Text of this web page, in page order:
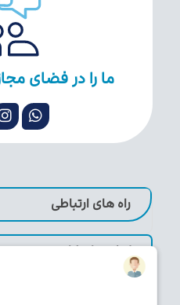
ما را در فضای
راه های ارتباطی
لینک های کاربردی